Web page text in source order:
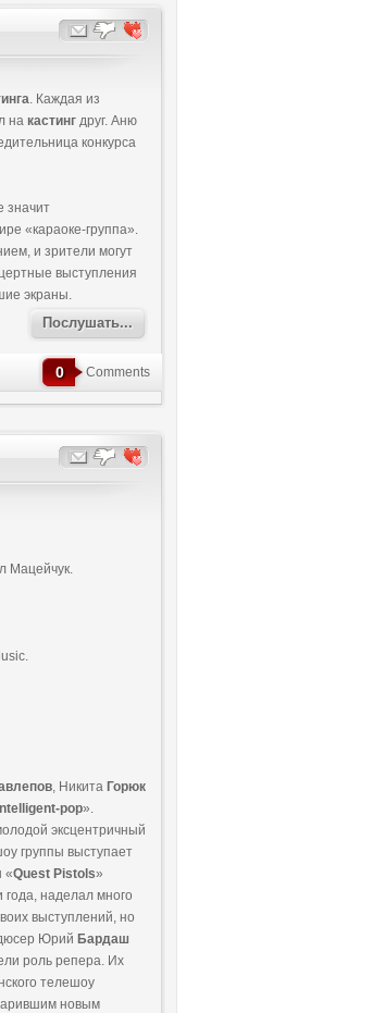
. Каждая из
на кастинг друг. Аню
конкурса
значит
«караоке-группа».
и зрители могут
выступления
экраны.
Послушать...
0 Comments
Мацейчук.
, Никита Горюк
pop».
эксцентричный
группы выступает
«Quest Pistols»
года, наделал много
выступлений, но
Юрий Бардаш
роль репера. Их
телешоу
новым